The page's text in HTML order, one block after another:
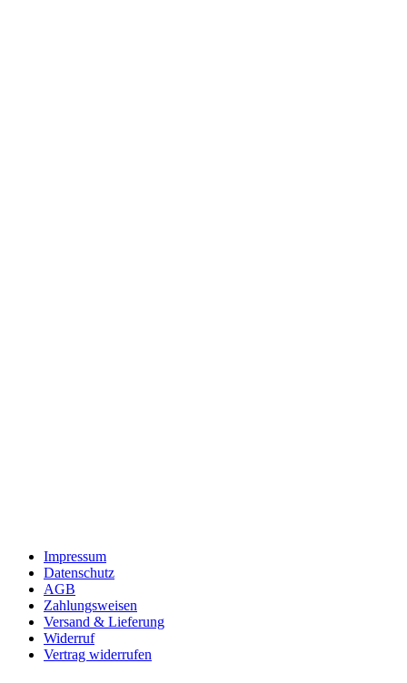
Impressum
Datenschutz
AGB
Zahlungsweisen
Versand & Lieferung
Widerruf
Vertrag widerrufen